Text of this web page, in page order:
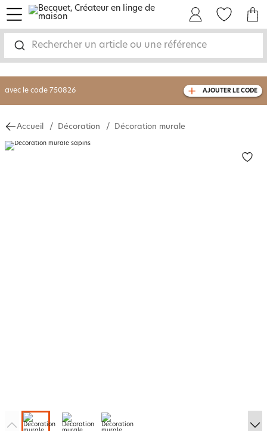
Rechercher un article ou une référence
menu
-30% sur votre commandedès 2 articles
livraison GRATUITEdès 110€ d'achat
avec le code 750826 AJOUTER LE CODE
Accueil Décoration Décoration murale